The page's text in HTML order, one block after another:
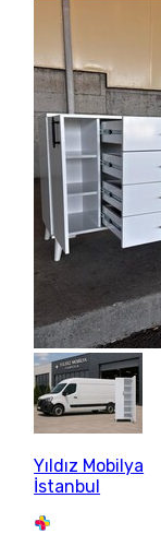
Yıldız Mobilya
İstanbul